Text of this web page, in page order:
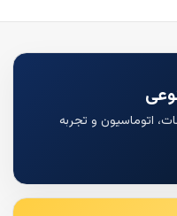
اتوماسیون و تجربه